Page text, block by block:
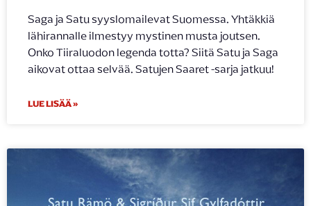
Saga ja Satu syyslomailevat Suomessa. Yhtäkkiä
lähirannalle ilmestyy mystinen musta joutsen.
Onko Tiiraluodon legenda totta? Siitä Satu ja Saga
aikovat ottaa selvää. Satujen Saaret -sarja jatkuu!
LUE LISÄÄ »